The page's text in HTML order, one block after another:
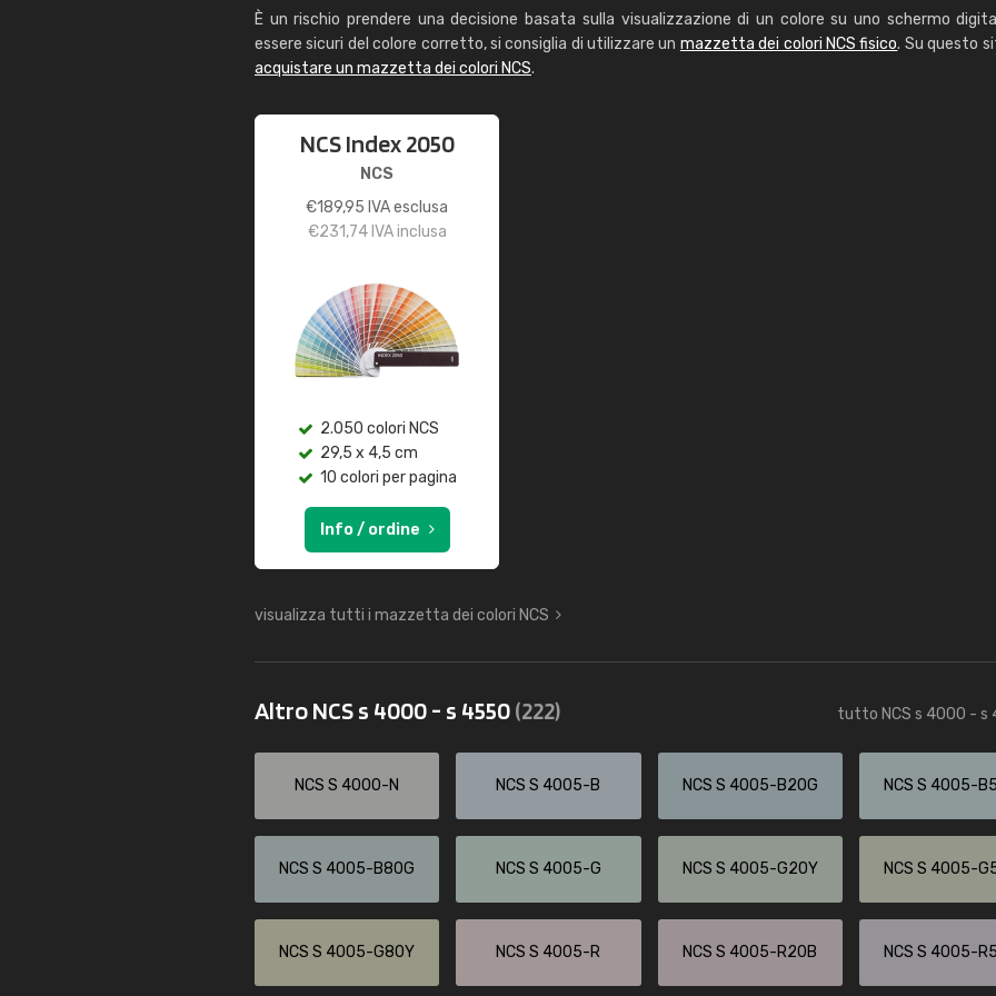
È un rischio prendere una decisione basata sulla visualizzazione di un colore su uno schermo
essere sicuri del colore corretto, si consiglia di utilizzare un mazzetta dei colori NCS fisico. Su questo
acquistare un mazzetta dei colori NCS.
NCS Index 2050
NCS
€189,95 IVA esclusa
€231,74IVA inclusa
2.050 colori NCS
29,5 x 4,5 cm
10 colori per pagina
Info / ordine
visualizza tutti i mazzetta dei colori NCS
Altro NCS s 4000 - s 4550(222) tutto NCS s 4000 - s
NCS S 4000-N NCS S 4005-B NCS S 4005-B20G NCS S 4005-
NCS S 4005-B80G NCS S 4005-G NCS S 4005-G20Y NCS S 4005-
NCS S 4005-G80Y NCS S 4005-R NCS S 4005-R20B NCS S 4005-